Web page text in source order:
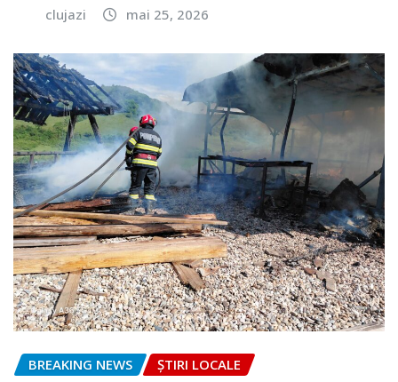
clujazi mai 25, 2026
BREAKING NEWS ȘTIRI LOCALE